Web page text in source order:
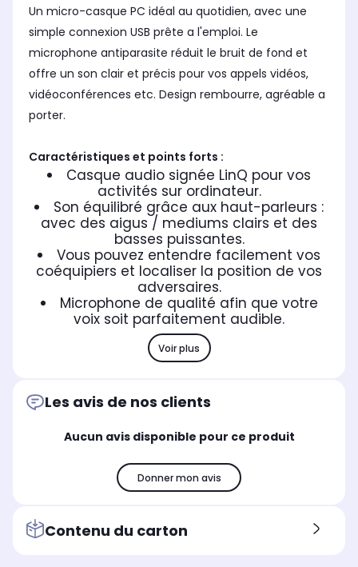
Charge rapide
non concerné
Commandes tactiles
Appels + musique + assist.
Mode de contrôle
télécommande sur le câble
Charge rapide
non communiqué
Commandes tactiles
Non concerné
Un micro-casque PC idéal au quotidien, avec une
simple connexion USB prête a l'emploi. Le
microphone antiparasite réduit le bruit de fond et
offre un son clair et précis pour vos appels vidéos,
vidéoconférences etc. Design rembourre, agréable a
porter.
Caractéristiques et points forts :
Casque audio signée LinQ pour vos
activités sur ordinateur.
Son équilibré grâce aux haut-parleurs :
avec des aigus / mediums clairs et des
basses puissantes.
Vous pouvez entendre facilement vos
coéquipiers et localiser la position de vos
adversaires.
Microphone de qualité afin que votre
voix soit parfaitement audible.
Voir plus
Les avis de nos clients
Aucun avis disponible pour ce produit
Donner mon avis
Contenu du carton